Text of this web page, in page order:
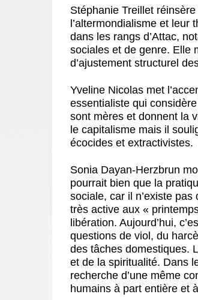
Stéphanie Treillet
l’altermondialisme et
dans les rangs d’Attac,
sociales et de genre. Elle
d’ajustement structurel
Yveline Nicolas met
essentialiste qui
sont mères et donnent la
le capitalisme mais il
écocides et extractivistes.
Sonia Dayan-Herzbrun
pourrait bien que la
sociale, car il n’existe
très active aux «
libération. Aujourd’hui,
questions de viol, du
des tâches domestiques.
et de la spiritualité. Dans
recherche d’une même
humains à part entière et